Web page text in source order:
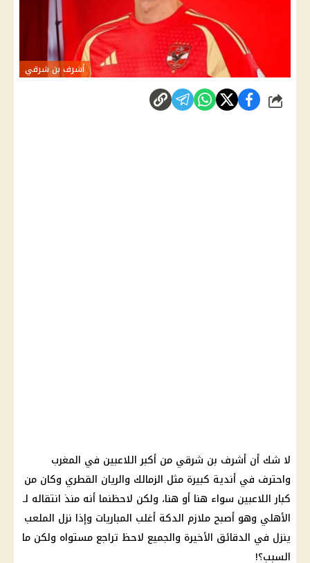
أشرف بن شرقي
شارك
لا شك أن أشرف بن شرقي من أكبر اللاعبين في المغرب
واحترف في أندية كبيرة مثل الزمالك والريان القطري وكان من
كبار اللاعبين سواء هنا أو هنا، ولكن لاحظنما أنه منذ انتقاله لـ
الأهلي وهو أصبح ملازم الدكة أغلب المباريات وإذا نزل الملعب
ينزل في الدقائق الأخيرة والجميع لاحظ تراجع مستواه ولكن ما
السبب؟!